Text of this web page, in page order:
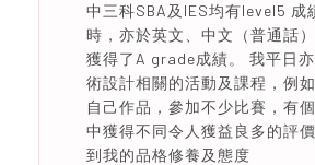
中三科SBA及IES均有level5 成
時，亦於英文、中文（普通話
獲得了A grade成績。 我平日
術設計相關的活動及課程，例
自己作品，參加不少比賽，有
中獲得不同令人獲益良多的評
到我的品格修養及態度